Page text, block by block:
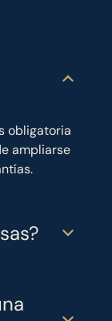
obligatoria
ampliarse